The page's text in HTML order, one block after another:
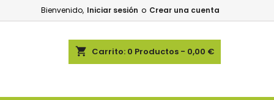
Bienvenido, Iniciar sesión o Crear una cuenta
shopping_cart Carrito: 0 Productos - 0,00 €